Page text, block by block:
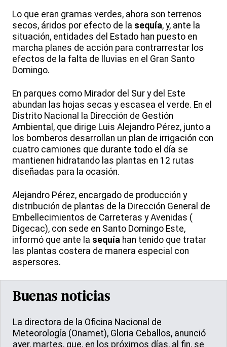
Lo que eran gramas verdes, ahora son terrenos
secos, áridos por efecto de la sequía, y, ante la
situación, entidades del Estado han puesto en
marcha planes de acción para contrarrestar los
efectos de la falta de lluvias en el Gran Santo
Domingo.
En parques como Mirador del Sur y del Este
abundan las hojas secas y escasea el verde. En el
Distrito Nacional la Dirección de Gestión
Ambiental, que dirige Luis Alejandro Pérez, junto a
los bomberos desarrollan un plan de irrigación con
cuatro camiones que durante todo el día se
mantienen hidratando las plantas en 12 rutas
diseñadas para la ocasión.
Alejandro Pérez, encargado de producción y
distribución de plantas de la Dirección General de
Embellecimientos de Carreteras y Avenidas (
Digecac), con sede en Santo Domingo Este,
informó que ante la sequía han tenido que tratar
las plantas costera de manera especial con
aspersores.
Buenas noticias
La directora de la Oficina Nacional de
Meteorología (Onamet), Gloria Ceballos, anunció
ayer, martes, que, en los próximos días, al fin, se